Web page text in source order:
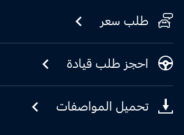
طلب سعر
احجز طلب قيادة
تحميل المواصفات